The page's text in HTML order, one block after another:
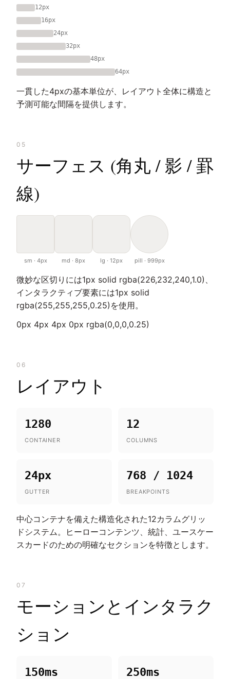
12px
16px
24px
32px
48px
64px
一貫した4pxの基本単位が、レイアウト全体に構造と
予測可能な間隔を提供します。
05
サーフェス (角丸 / 影 / 罫
線)
sm · 4px md · 8px lg · 12px pill · 999px
微妙な区切りには1px solid rgba(226,232,240,1.0)、
インタラクティブ要素には1px solid
rgba(255,255,255,0.25)を使用。
0px 4px 4px 0px rgba(0,0,0,0.25)
06
レイアウト
1280
CONTAINER
12
COLUMNS
24px
GUTTER
768 / 1024
BREAKPOINTS
中心コンテナを備えた構造化された12カラムグリッ
ドシステム。ヒーローコンテンツ、統計、ユースケー
スカードのための明確なセクションを特徴とします。
07
モーションとインタラク
ション
150ms 250ms